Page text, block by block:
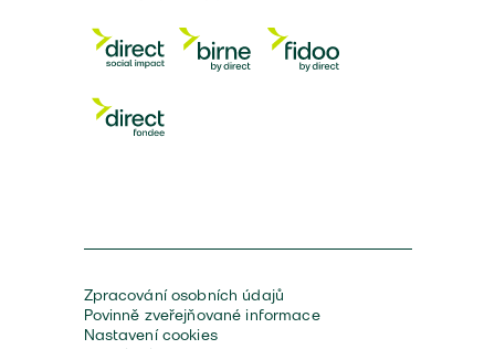
Zpracování osobních údajů
Povinně zveřejňované informace
Nastavení cookies